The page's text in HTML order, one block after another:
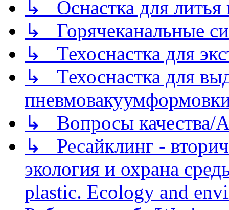
↳ Оснастка для литья
↳ Горячеканальные
↳ Техоснастка для
↳ Техоснастка для
↳ Вопросы качества/
↳ Ресайклинг -
экология и охрана
plastic. Ecology and